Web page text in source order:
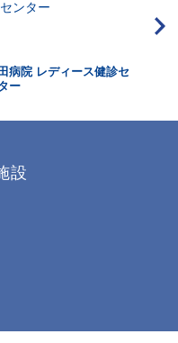
病院 レディース健診セ
ー
設